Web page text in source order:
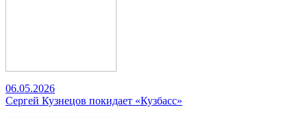
06.05.2026
Сергей Кузнецов покидает «Кузбасс»